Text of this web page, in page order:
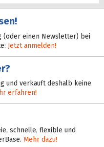
(oder einen Newsletter) bei
Jetzt anmelden!
und verkauft deshalb keine
erfahren!
schnelle, flexible und
Mehr dazu!